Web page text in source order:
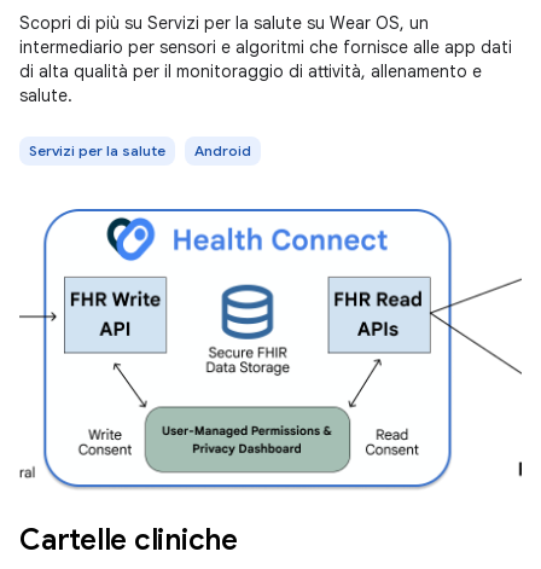
Scopri di più su Servizi per la salute su Wear OS, un
intermediario per sensori e algoritmi che fornisce alle app dati
di alta qualità per il monitoraggio di attività, allenamento e
salute.
Servizi per la salute Android
Cartelle cliniche